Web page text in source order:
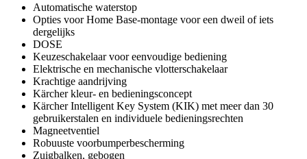
Automatische waterstop
Opties voor Home Base-montage voor een dweil of iets
dergelijks
DOSE
Keuzeschakelaar voor eenvoudige bediening
Elektrische en mechanische vlotterschakelaar
Krachtige aandrijving
Kärcher kleur- en bedieningsconcept
Kärcher Intelligent Key System (KIK) met meer dan 30
gebruikerstalen en individuele bedieningsrechten
Magneetventiel
Robuuste voorbumperbescherming
Zuigbalken, gebogen